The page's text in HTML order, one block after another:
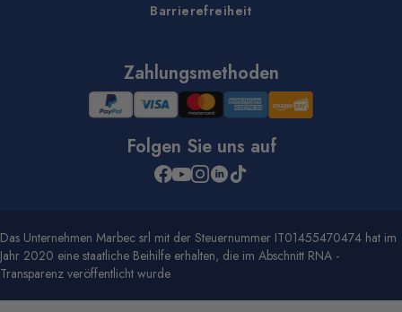
Barrierefreiheit
Zahlungsmethoden
Folgen Sie uns auf
Das Unternehmen Marbec srl mit der Steuernummer IT01455470474 hat im
Jahr 2020 eine staatliche Beihilfe erhalten, die im Abschnitt RNA -
Transparenz veröffentlicht wurde